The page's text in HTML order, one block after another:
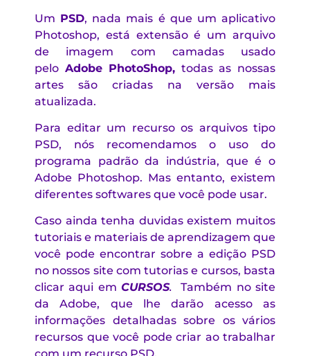
Um PSD, nada mais é que um aplicativo
Photoshop, está extensão é um arquivo
de imagem com camadas usado
pelo Adobe PhotoShop, todas as nossas
artes são criadas na versão mais
atualizada.
Para editar um recurso os arquivos tipo
PSD, nós recomendamos o uso do
programa padrão da indústria, que é o
Adobe Photoshop. Mas entanto, existem
diferentes softwares que você pode usar.
Caso ainda tenha duvidas existem muitos
tutoriais e materiais de aprendizagem que
você pode encontrar sobre a edição PSD
no nossos site com tutorias e cursos, basta
clicar aqui em CURSOS. Também no site
da Adobe, que lhe darão acesso as
informações detalhadas sobre os vários
recursos que você pode criar ao trabalhar